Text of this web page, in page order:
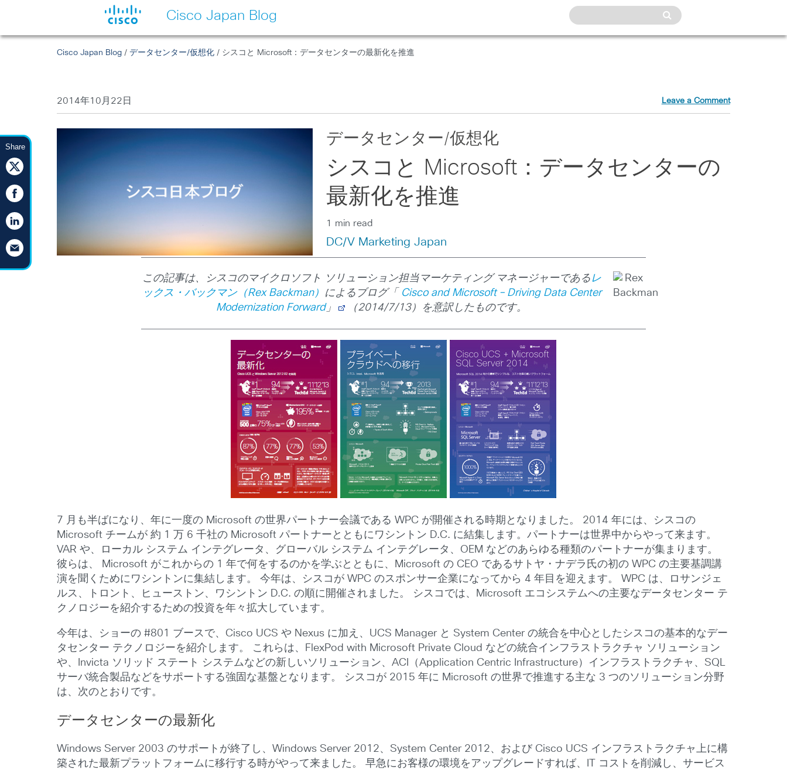
Cisco Japan Blog
Share
Cisco Japan Blog /データセンター/仮想化 / シスコと Microsoft：データセンターの最新化を推進
2014年10月22日 Leave a Comment
データセンター/仮想化
シスコと Microsoft：データセンターの
最新化を推進
1 min read
DC/V Marketing Japan
この記事は、シスコのマイクロソフト ソリューション担当マーケティング マネージャーであるレ
ックス・バックマン（Rex Backman）
によるブログ「
Cisco and Microsoft – Driving Data Center
Modernization Forward」 （2014/7/13）を意訳したものです。
7 月も半ばになり、年に一度の Microsoft の世界パートナー会議である WPC が開催される時期となりました。 2014 年には、シスコの
Microsoft チームが 約 1 万 6 千社の Microsoft パートナーとともにワシントン D.C. に結集します。パートナーは世界中からやって来ます。
VAR や、ローカル システム インテグレータ、グローバル システム インテグレータ、OEM などのあらゆる種類のパートナーが集まります。
彼らは、 Microsoft がこれからの 1 年で何をするのかを学ぶとともに、Microsoft の CEO であるサトヤ・ナデラ氏の初の WPC の主要基調講
演を聞くためにワシントンに集結します。 今年は、シスコが WPC のスポンサー企業になってから 4 年目を迎えます。 WPC は、ロサンジェ
ルス、トロント、ヒューストン、ワシントン D.C. の順に開催されました。 シスコでは、Microsoft エコシステムへの主要なデータセンター テ
クノロジーを紹介するための投資を年々拡大しています。
今年は、ショーの #801 ブースで、Cisco UCS や Nexus に加え、UCS Manager と System Center の統合を中心としたシスコの基本的なデー
タセンター テクノロジーを紹介します。 これらは、FlexPod with Microsoft Private Cloud などの統合インフラストラクチャ ソリューション
や、Invicta ソリッド ステート システムなどの新しいソリューション、ACI（Application Centric Infrastructure）インフラストラクチャ、SQL
サーバ統合製品などをサポートする強固な基盤となります。 シスコが 2015 年に Microsoft の世界で推進する主な 3 つのソリューション分野
は、次のとおりです。
データセンターの最新化
Windows Server 2003 のサポートが終了し、Windows Server 2012、System Center 2012、および Cisco UCS インフラストラクチャ上に構
築された最新プラットフォームに移行する時がやって来ました。 早急にお客様の環境をアップグレードすれば、IT コストを削減し、サービス